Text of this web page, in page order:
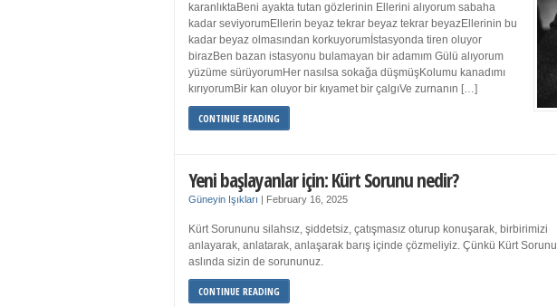
karanlıktaBeni ayakta tutan gözlerinin Ellerini alıyorum sabaha
kadar seviyorumEllerin beyaz tekrar beyaz tekrar beyazEllerinin bu
kadar beyaz olmasından korkuyorumİstasyonda tiren oluyor
birazBen bazan istasyonu bulamayan bir adamım Gülü alıyorum
yüzüme sürüyorumHer nasılsa sokağa düşmüşKolumu kanadımı
kırıyorumBir kan oluyor bir kıyamet bir çalgıVe zurnanın […]
CONTINUE READING
Yeni başlayanlar için: Kürt Sorunu nedir?
Güneyin Işıkları February 16, 2025
Kürt Sorununu silahsız, şiddetsiz, çatışmasız oturup konuşarak, birbirimizi
anlayarak, anlatarak, anlaşarak barış içinde çözmeliyiz. Çünkü Kürt Sorunu
aslında sizin de sorununuz.
CONTINUE READING